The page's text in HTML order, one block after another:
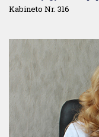
Kabineto Nr. 316